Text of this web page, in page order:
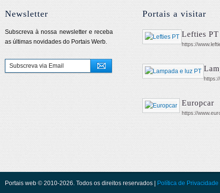
Newsletter
Subscreva à nossa newsletter e receba
as últimas novidades do Portais Werb.
Portais a visitar
Lefties PT
https://
Europcar
https://
Portais web © 2010-2026. Todos os direitos reservados | Política de Privacidade